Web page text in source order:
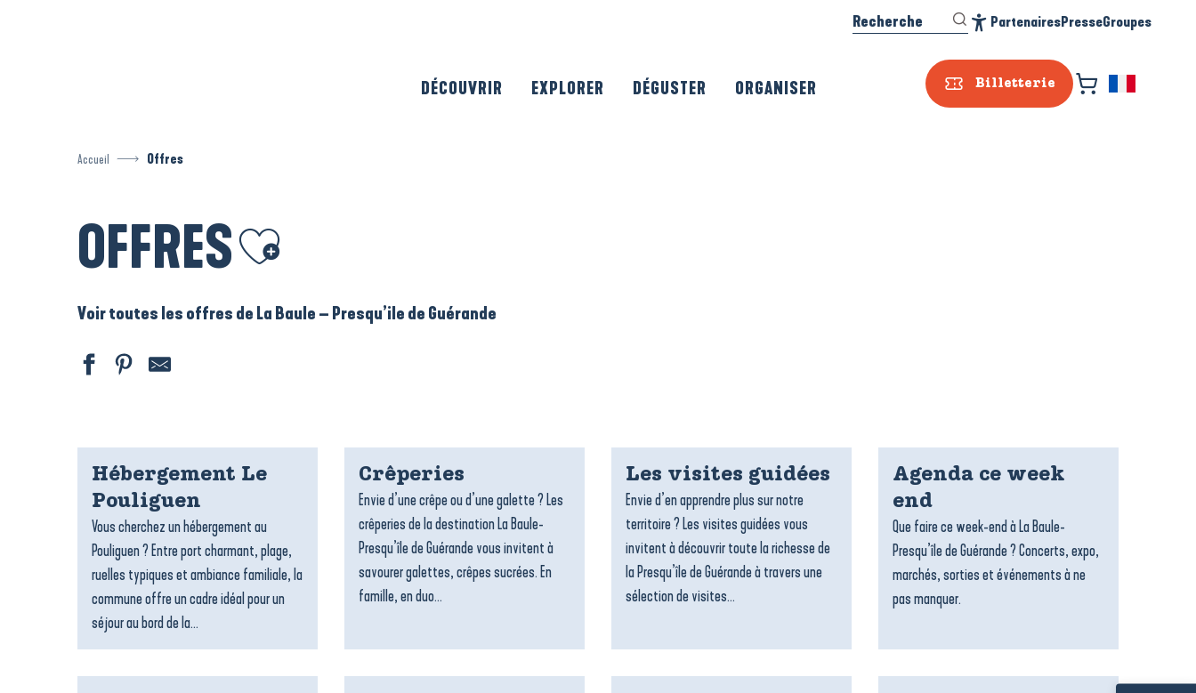
Billetterie
Recherche PartenairesPresseGroupes
DÉCOUVRIR EXPLORER DÉGUSTER ORGANISER
Accueil Offres
OFFRES Ajouter aux favoris
Voir toutes les offres de La Baule – Presqu’ile de Guérande
Hébergement Le
Pouliguen
Vous cherchez un hébergement au
Pouliguen ? Entre port charmant, plage,
ruelles typiques et ambiance familiale, la
commune offre un cadre idéal pour un
séjour au bord de la...
Crêperies
Envie d’une crêpe ou d’une galette ? Les
crêperies de la destination La Baule-
Presqu’île de Guérande vous invitent à
savourer galettes, crêpes sucrées. En
famille, en duo...
Les visites guidées
Envie d’en apprendre plus sur notre
territoire ? Les visites guidées vous
invitent à découvrir toute la richesse de
la Presqu’île de Guérande à travers une
sélection de visites...
Agenda ce week
end
Que faire ce week-end à La Baule-
Presqu’île de Guérande ? Concerts, expo,
marchés, sorties et événements à ne
pas manquer.